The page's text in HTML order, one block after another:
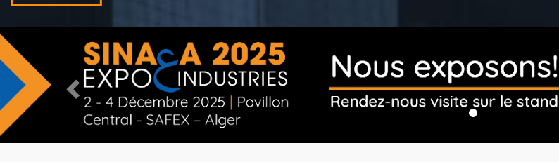
Previous